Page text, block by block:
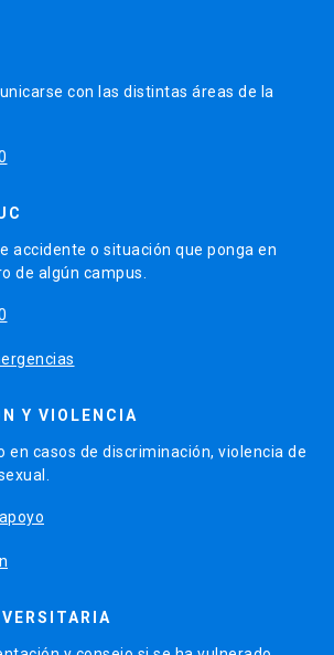
con las distintas áreas de la
accidente o situación que ponga en
de algún campus.
Y VIOLENCIA
en casos de discriminación, violencia de